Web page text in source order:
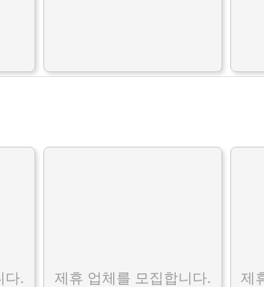
다. 제휴 업체를 모집합니다. 제